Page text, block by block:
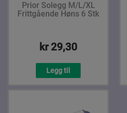
Prior Solegg M/L/XL
Frittgående Høns 6 Stk
kr 29,30
Legg til